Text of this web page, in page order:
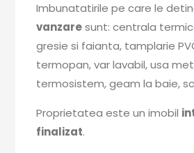
Imbunatatirile pe care le
vanzaresunt: centrala
gresie si faianta, tamplarie
termopan, var lavabil, usa
termosistem, geam la baie,
Proprietatea este un imobil
finalizat.